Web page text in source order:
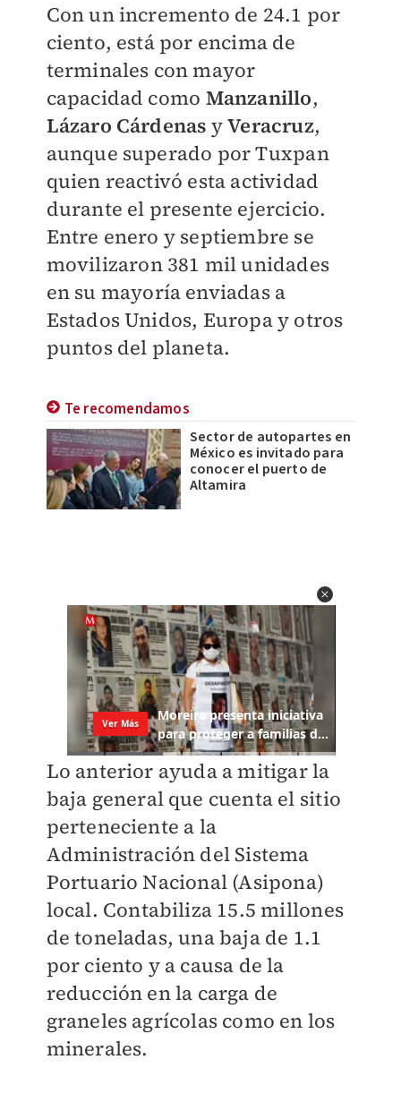
Con un incremento de 24.1 por
ciento, está por encima de
terminales con mayor
capacidad como Manzanillo,
Lázaro Cárdenas yVeracruz,
aunque superado por Tuxpan
quien reactivó esta actividad
durante el presente ejercicio.
Entre enero y septiembre se
movilizaron 381 mil unidades
en su mayoría enviadas a
Estados Unidos, Europa y otros
puntos del planeta.
Te recomendamos
Sector de autopartes en
México es invitado para
conocer el puerto de
Altamira
Lo anterior ayuda a mitigar la
baja general que cuenta el sitio
perteneciente a la
Administración del Sistema
Portuario Nacional (Asipona)
local. Contabiliza 15.5 millones
de toneladas, una baja de 1.1
por ciento y a causa de la
reducción en la carga de
graneles agrícolas como en los
minerales.